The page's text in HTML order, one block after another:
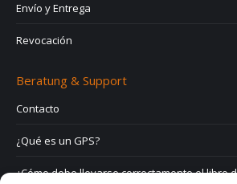
Envío y Entrega
Revocación
Beratung & Support
Contacto
¿Qué es un GPS?
¿Cómo debe llevarse correctamente el libro